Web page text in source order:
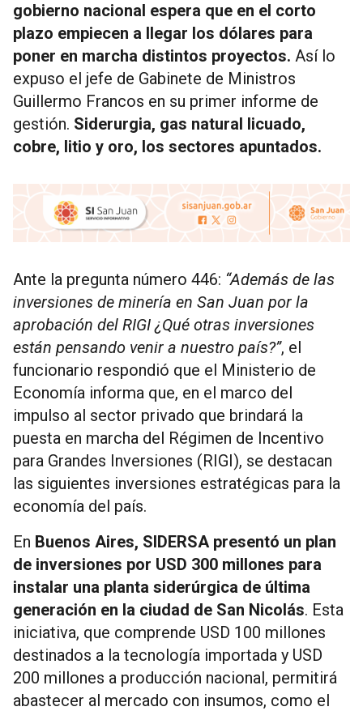
gobierno nacional espera que en el corto
plazo empiecen a llegar los dólares para
poner en marcha distintos proyectos. Así lo
expuso el jefe de Gabinete de Ministros
Guillermo Francos en su primer informe de
gestión. Siderurgia, gas natural licuado,
cobre, litio y oro, los sectores apuntados.
Ante la pregunta número 446: “Además de las
inversiones de minería en San Juan por la
aprobación del RIGI ¿Qué otras inversiones
están pensando venir a nuestro país?”, el
funcionario respondió que el Ministerio de
Economía informa que, en el marco del
impulso al sector privado que brindará la
puesta en marcha del Régimen de Incentivo
para Grandes Inversiones (RIGI), se destacan
las siguientes inversiones estratégicas para la
economía del país.
En Buenos Aires, SIDERSA presentó un plan
de inversiones por USD 300 millones para
instalar una planta siderúrgica de última
generación en la ciudad de San Nicolás. Esta
iniciativa, que comprende USD 100 millones
destinados a la tecnología importada y USD
200 millones a producción nacional, permitirá
abastecer al mercado con insumos, como el